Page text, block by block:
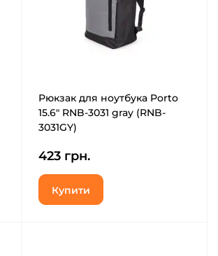
Рюкзак для ноутбука Porto
15.6" RNB-3031 gray (RNB-
3031GY)
423 грн.
Купити